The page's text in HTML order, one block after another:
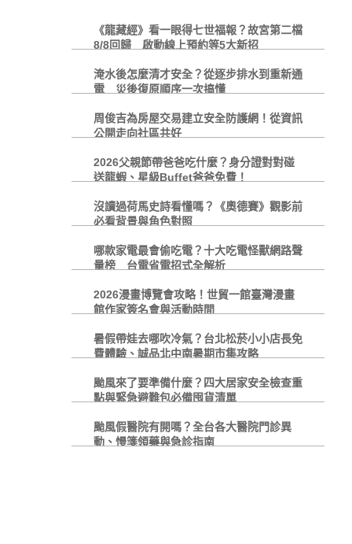
《龍藏經》看一眼得七世福報？故宮第二檔
8/8回歸 啟動線上預約等5大新招
淹水後怎麼清才安全？從逐步排水到重新通
電 災後復原順序一次搞懂
周俊吉為房屋交易建立安全防護網！從資訊
公開走向社區共好
2026父親節帶爸爸吃什麼？身分證對對碰
送龍蝦、星級Buffet爸爸免費！
沒讀過荷馬史詩看懂嗎？《奧德賽》觀影前
必看背景與角色對照
哪款家電最會偷吃電？十大吃電怪獸網路聲
量榜 台電省電招式全解析
2026漫畫博覽會攻略！世貿一館臺灣漫畫
館作家簽名會與活動時間
暑假帶娃去哪吹冷氣？台北松菸小小店長免
費體驗、誠品北中南暑期市集攻略
颱風來了要準備什麼？四大居家安全檢查重
點與緊急避難包必備囤貨清單
颱風假醫院有開嗎？全台各大醫院門診異
動、慢箋領藥與急診指南